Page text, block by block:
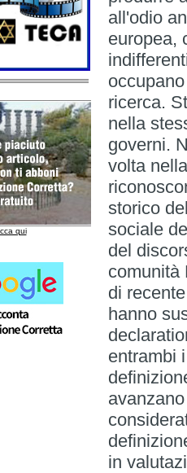
qui
all'odio
europea,
ricerca.
nella
governi.
volta
storico
sociale
del
comunità
di
hanno
entrambi
in